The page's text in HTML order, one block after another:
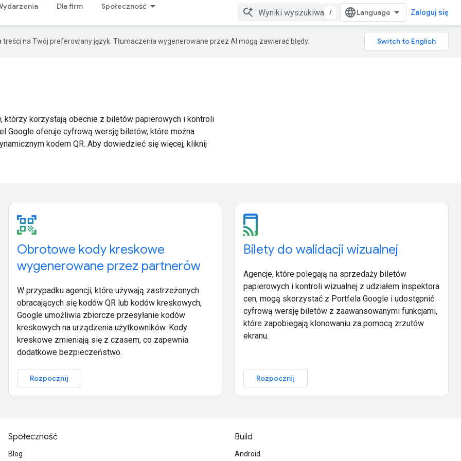
Dla firm Społeczność
/ Zaloguj się
treści na Twój preferowany język. Tłumaczenia wygenerowane przez AI mogą zawierać błędy.
korzystają obecnie z biletów papierowych i kontroli
Google oferuje cyfrową wersję biletów, które można
kodem QR. Aby dowiedzieć się więcej, kliknij
Obrotowe kody kreskowe
wygenerowane przez partnerów
W przypadku agencji, które używają zastrzeżonych
obracających się kodów QR lub kodów kreskowych,
Google umożliwia zbiorcze przesyłanie kodów
kreskowych na urządzenia użytkowników. Kody
kreskowe zmieniają się z czasem, co zapewnia
dodatkowe bezpieczeństwo.
Rozpocznij
Bilety do walidacji wizualnej
Agencje, które polegają na sprzedaży biletów
papierowych i kontroli wizualnej z udziałem inspektora
cen, mogą skorzystać z Portfela Google i udostępnić
cyfrową wersję biletów z zaawansowanymi funkcjami,
które zapobiegają klonowaniu za pomocą zrzutów
ekranu.
Rozpocznij
Społeczność
Blog
Build
Android